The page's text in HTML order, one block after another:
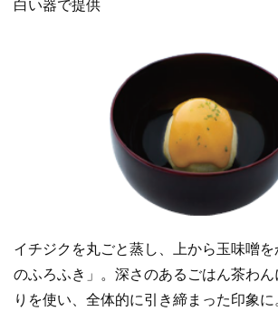
白い器で提供
イチジクを丸ごと蒸し、上から玉味噌を
のふろふき」。深さのあるごはん茶わ
りを使い、全体的に引き締まった印象に